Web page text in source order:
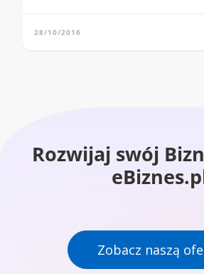
28/10/2016
Rozwijaj swój
Zobacz naszą